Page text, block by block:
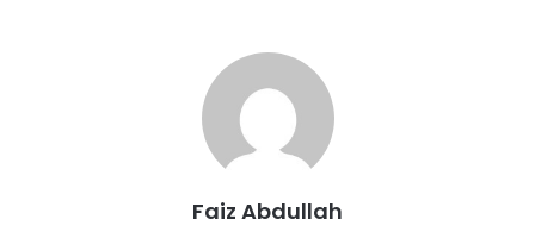
sayuran, minyak masak dan lain lain.
Berikut butiran program tersebut:
Faiz Abdullah